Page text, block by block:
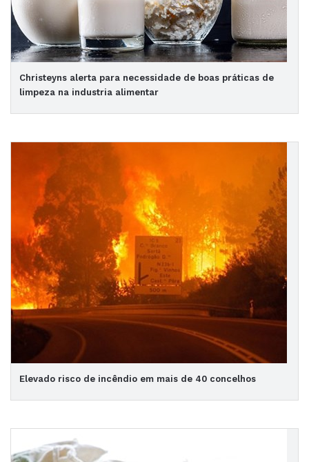
Christeyns alerta para necessidade de boas práticas de
limpeza na industria alimentar
Elevado risco de incêndio em mais de 40 concelhos